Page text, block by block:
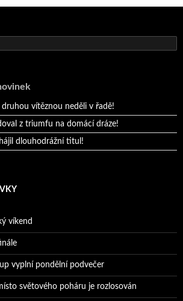
dlouhodrážní titul!
druhou vítěznou neděli v řadě!
z triumfu na domácí dráze!
dlouhodrážní titul!
brala český titul!
víkend
vyplní pondělní podvečer
světového poháru je rozlosován